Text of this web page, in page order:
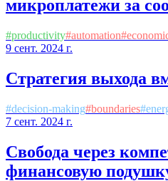
микроплатежи за
#productivity#automation#
9 сент. 2024 г.
Стратегия выхода
#decision-making#boundaries#
7 сент. 2024 г.
Свобода через
финансовую